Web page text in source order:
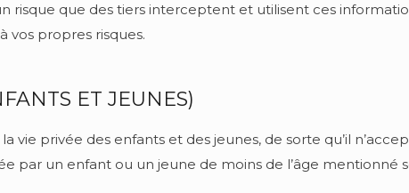
risque que des tiers interceptent et utilisent ces
vos propres risques.
ET JEUNES)
vie privée des enfants et des jeunes, de sorte qu’il
par un enfant ou un jeune de moins de l’âge